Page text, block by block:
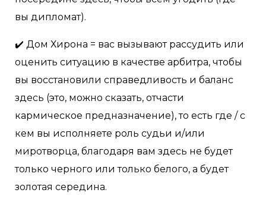
вы дипломат).
✔️ Дом Хирона = вас вызывают рассудить или
оценить ситуацию в качестве арбитра, чтобы
вы восстановили справедливость и баланс
здесь (это, можно сказать, отчасти
кармическое предназначение), то есть где / с
кем вы исполняете роль судьи и/или
миротворца, благодаря вам здесь не будет
только черного или только белого, а будет
золотая середина.